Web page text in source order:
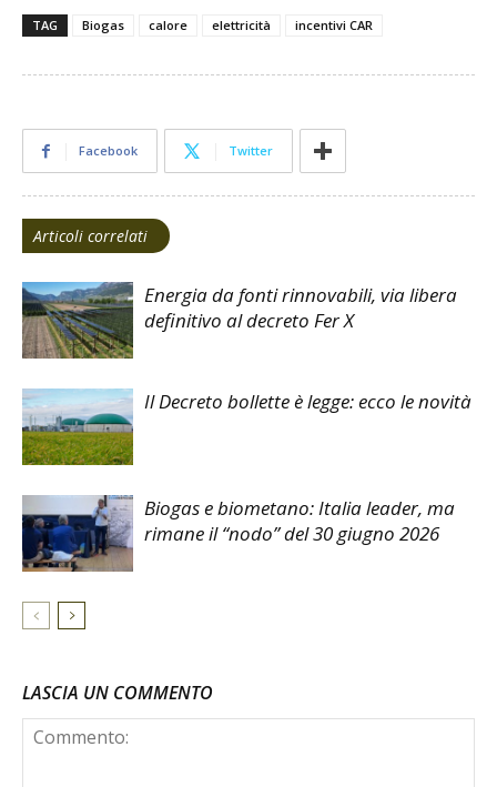
TAG Biogas calore elettricità incentivi CAR
Facebook Twitter
Articoli correlati
Energia da fonti rinnovabili, via libera
definitivo al decreto Fer X
Il Decreto bollette è legge: ecco le novità
Biogas e biometano: Italia leader, ma
rimane il “nodo” del 30 giugno 2026
LASCIA UN COMMENTO